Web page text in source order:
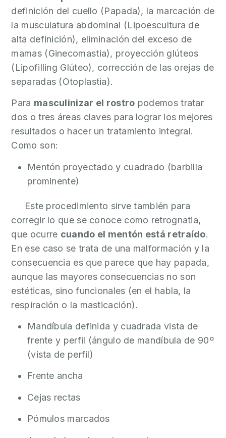
definición del cuello (Papada), la marcación de
la musculatura abdominal (Lipoescultura de
alta definición), eliminación del exceso de
mamas (Ginecomastia), proyección glúteos
(Lipofilling Glúteo), corrección de las orejas de
separadas (Otoplastia).
Para masculinizar el rostro podemos tratar
dos o tres áreas claves para lograr los mejores
resultados o hacer un tratamiento integral.
Como son:
Mentón proyectado y cuadrado (barbilla
prominente)
Este procedimiento sirve también para
corregir lo que se conoce como retrognatia,
que ocurre cuando el mentón está retraído.
En ese caso se trata de una malformación y la
consecuencia es que parece que hay papada,
aunque las mayores consecuencias no son
estéticas, sino funcionales (en el habla, la
respiración o la masticación).
Mandíbula definida y cuadrada vista de
frente y perfil (ángulo de mandíbula de 90º
(vista de perfil)
Frente ancha
Cejas rectas
Pómulos marcados